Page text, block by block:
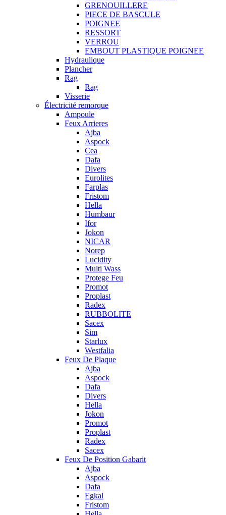
GRENOUILLERE
PIECE DE BASCULE
POIGNEE
RESSORT
VERROU
EMBOUT PLASTIQUE POIGNEE
Hydraulique
Plancher
Rag
Rag
Visserie
Électricité remorque
Ampoule
Feux Arrieres
Ajba
Aspock
Cea
Dafa
Divers
Eurolites
Farplas
Fristom
Hella
Humbaur
Ifor
Jokon
NICAR
Norep
Lucidity
Multi Wass
Protege Feu
Promot
Proplast
Radex
RUBBOLITE
Sacex
Sim
Starlux
Westfalia
Feux De Plaque
Ajba
Aspock
Dafa
Divers
Hella
Jokon
Promot
Proplast
Radex
Sacex
Feux De Position Gabarit
Ajba
Aspock
Dafa
Egkal
Fristom